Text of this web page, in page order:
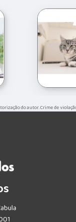
do autor. Crime de